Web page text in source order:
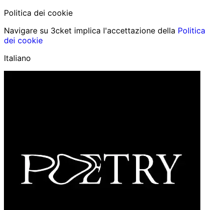
Politica dei cookie
Navigare su 3cket implica l'accettazione della Politica
dei cookie
Italiano